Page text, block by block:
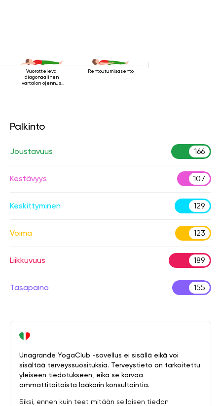
Vuorotteleva
diagonaalinen
vartalon ojennus
Rentoutumisasento
Palkinto
Joustavuus 166
Kestävyys 107
Keskittyminen 129
Voima 123
Liikkuvuus 189
Tasapaino 155
Unagrande YogaClub -sovellus ei sisällä eikä voi
sisältää terveyssuosituksia. Terveystieto on tarkoitettu
yleiseen tiedotukseen, eikä se korvaa
ammattitaitoista lääkärin konsultointia.
Siksi, ennen kuin teet mitään sellaisen tiedon